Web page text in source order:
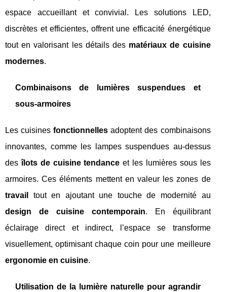
espace accueillant et convivial. Les solutions LED,
discrètes et efficientes, offrent une efficacité énergétique
tout en valorisant les détails des matériaux de cuisine
modernes.
Combinaisons de lumières suspendues et
sous-armoires
Les cuisinesfonctionnelles adoptent des combinaisons
innovantes, comme les lampes suspendues au-dessus
desîlots de cuisine tendance et les lumières sous les
armoires. Ces éléments mettent en valeur les zones de
travail
tout en ajoutant une touche de modernité au
design de cuisine contemporain. En équilibrant
éclairage direct et indirect, l’espace se transforme
visuellement, optimisant chaque coin pour une meilleure
ergonomie en cuisine.
Utilisation de la lumière naturelle pour agrandir